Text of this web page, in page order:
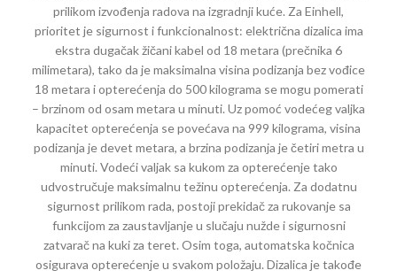
prilikom izvođenja radova na izgradnji kuće. Za Einhell,
prioritet je sigurnost i funkcionalnost: električna dizalica ima
ekstra dugačak žičani kabel od 18 metara (prečnika 6
milimetara), tako da je maksimalna visina podizanja bez vođice
18 metara i opterećenja do 500 kilograma se mogu pomerati
– brzinom od osam metara u minuti. Uz pomoć vodećeg valjka
kapacitet opterećenja se povećava na 999 kilograma, visina
podizanja je devet metara, a brzina podizanja je četiri metra u
minuti. Vodeći valjak sa kukom za opterećenje tako
udvostručuje maksimalnu težinu opterećenja. Za dodatnu
sigurnost prilikom rada, postoji prekidač za rukovanje sa
funkcijom za zaustavljanje u slučaju nužde i sigurnosni
zatvarač na kuki za teret. Osim toga, automatska kočnica
osigurava opterećenje u svakom položaju. Dizalica je takođe